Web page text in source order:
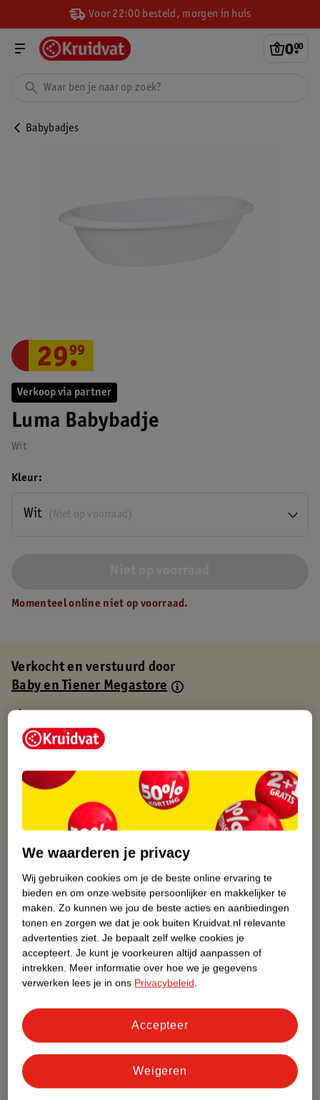
Voor 22:00 besteld, morgen in huis
0.
00
Babybadjes
Verkoop via partner
Luma Babybadje
Wit
29.
99
Kleur
(Niet op voorraad)
Wit
Momenteel online niet op voorraad.
Verkocht en verstuurd door
Baby en Tiener Megastore
Gratis thuisbezorgd
Gratis retourneren via verkooppartner.
Over dit product
Productinformatie
Nature Impact Score
Dit product heeft (nog) geen Nature
Impact Score.
Meer informatie
Bestel & Bezorginformatie
We waarderen je privacy
Wij gebruiken cookies om je de beste online ervaring te
bieden en om onze website persoonlijker en makkelijker te
maken. Zo kunnen we jou de beste acties en aanbiedingen
tonen en zorgen we dat je ook buiten Kruidvat.nl relevante
advertenties ziet. Je bepaalt zelf welke cookies je
accepteert. Je kunt je voorkeuren altijd aanpassen of
intrekken. Meer informatie over hoe we je gegevens
verwerken lees je in ons Privacybeleid.
Weigeren
Accepteer